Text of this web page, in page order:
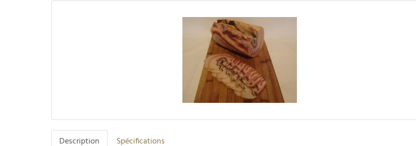
Description Spécifications